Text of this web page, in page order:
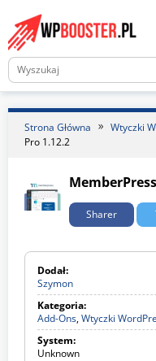
content
Strona Główna Wtyczki
Pro 1.12.2
Sharer
Dodał:
Szymon
Kategoria:
Add-Ons,Wtyczki
System:
Unknown